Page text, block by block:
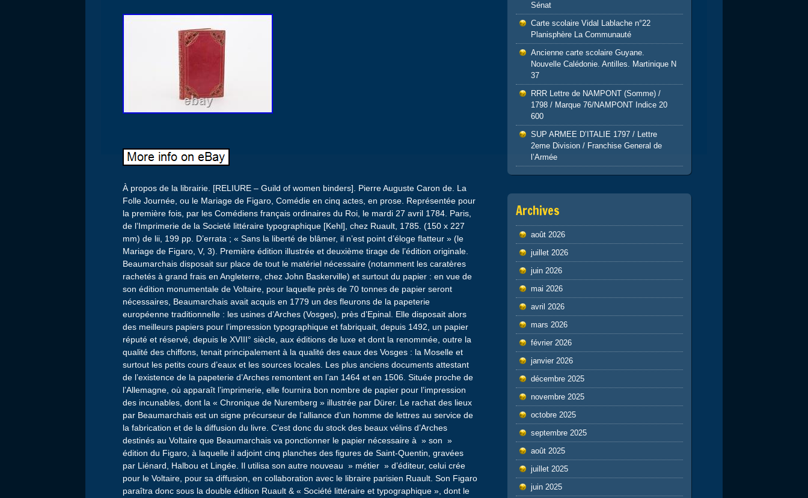
À propos de la librairie. [RELIURE – Guild of women binders]. Pierre Auguste Caron de. La
Folle Journée, ou le Mariage de Figaro, Comédie en cinq actes, en prose. Représentée pour
la première fois, par les Comédiens français ordinaires du Roi, le mardi 27 avril 1784. Paris,
de l’Imprimerie de la Societé littéraire typographique [Kehl], chez Ruault, 1785. (150 x 227
mm) de lii, 199 pp. D’errata ; « Sans la liberté de blâmer, il n’est point d’éloge flatteur » (le
Mariage de Figaro, V, 3). Première édition illustrée et deuxième tirage de l’édition originale.
Beaumarchais disposait sur place de tout le matériel nécessaire (notamment les caratères
rachetés à grand frais en Angleterre, chez John Baskerville) et surtout du papier : en vue de
son édition monumentale de Voltaire, pour laquelle près de 70 tonnes de papier seront
nécessaires, Beaumarchais avait acquis en 1779 un des fleurons de la papeterie
européenne traditionnelle : les usines d’Arches (Vosges), près d’Epinal. Elle disposait alors
des meilleurs papiers pour l’impression typographique et fabriquait, depuis 1492, un papier
réputé et réservé, depuis le XVIII° siècle, aux éditions de luxe et dont la renommée, outre la
qualité des chiffons, tenait principalement à la qualité des eaux des Vosges : la Moselle et
surtout les petits cours d’eaux et les sources locales. Les plus anciens documents attestant
de l’existence de la papeterie d’Arches remontent en l’an 1464 et en 1506. Située proche de
l’Allemagne, où apparaît l’imprimerie, elle fournira bon nombre de papier pour l’impression
des incunables, dont la « Chronique de Nuremberg » illustrée par Dürer. Le rachat des lieux
par Beaumarchais est un signe précurseur de l’alliance d’un homme de lettres au service de
la fabrication et de la diffusion du livre. C’est donc du stock des beaux vélins d’Arches
destinés au Voltaire que Beaumarchais va ponctionner le papier nécessaire à » son »
édition du Figaro, à laquelle il adjoint cinq planches des figures de Saint-Quentin, gravées
par Liénard, Halbou et Lingée. Il utilisa son autre nouveau » métier » d’éditeur, celui crée
pour le Voltaire, pour sa diffusion, en collaboration avec le libraire parisien Ruault. Son Figaro
paraîtra donc sous la double édition Ruault & « Société littéraire et typographique », dont le
Sénat
Carte scolaire Vidal Lablache n°22
Planisphère La Communauté
Ancienne carte scolaire Guyane.
Nouvelle Calédonie. Antilles. Martinique N
37
RRR Lettre de NAMPONT (Somme) /
1798 / Marque 76/NAMPONT Indice 20
600
SUP ARMEE D’ITALIE 1797 / Lettre
2eme Division / Franchise General de
l’Armée
Archives
août 2026
juillet 2026
juin 2026
mai 2026
avril 2026
mars 2026
février 2026
janvier 2026
décembre 2025
novembre 2025
octobre 2025
septembre 2025
août 2025
juillet 2025
juin 2025